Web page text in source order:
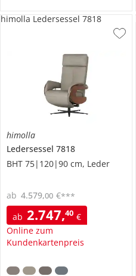
himolla
Ledersessel 7818
BHT 75|120|90 cm, Leder
ab 2.747,40 €
Online zum
Kundenkartenpreis
ab 4.579,00 €***
himolla Ledersessel 7818